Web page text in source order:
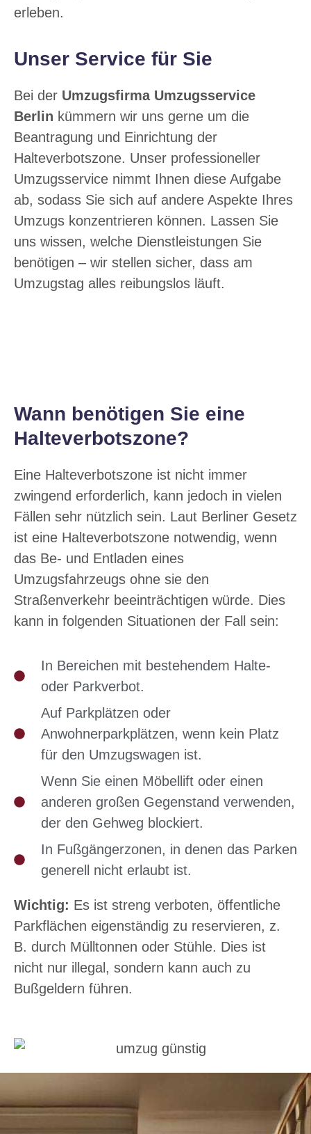
erleben.
Unser Service für Sie
Bei der Umzugsfirma Umzugsservice
Berlin kümmern wir uns gerne um die
Beantragung und Einrichtung der
Halteverbotszone. Unser professioneller
Umzugsservice nimmt Ihnen diese Aufgabe
ab, sodass Sie sich auf andere Aspekte Ihres
Umzugs konzentrieren können. Lassen Sie
uns wissen, welche Dienstleistungen Sie
benötigen – wir stellen sicher, dass am
Umzugstag alles reibungslos läuft.
Wann benötigen Sie eine
Halteverbotszone?
Eine Halteverbotszone ist nicht immer
zwingend erforderlich, kann jedoch in vielen
Fällen sehr nützlich sein. Laut Berliner Gesetz
ist eine Halteverbotszone notwendig, wenn
das Be- und Entladen eines
Umzugsfahrzeugs ohne sie den
Straßenverkehr beeinträchtigen würde. Dies
kann in folgenden Situationen der Fall sein:
In Bereichen mit bestehendem Halte-
oder Parkverbot.
Auf Parkplätzen oder
Anwohnerparkplätzen, wenn kein Platz
für den Umzugswagen ist.
Wenn Sie einen Möbellift oder einen
anderen großen Gegenstand verwenden,
der den Gehweg blockiert.
In Fußgängerzonen, in denen das Parken
generell nicht erlaubt ist.
Wichtig: Es ist streng verboten, öffentliche
Parkflächen eigenständig zu reservieren, z.
B. durch Mülltonnen oder Stühle. Dies ist
nicht nur illegal, sondern kann auch zu
Bußgeldern führen.